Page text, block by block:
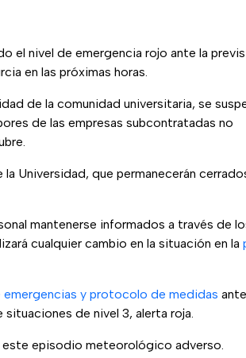
el nivel de emergencia rojo ante la
en las próximas horas.
de la comunidad universitaria, se
de las empresas subcontratadas no
Universidad, que permanecerán
mantenerse informados a través de
cualquier cambio en la situación en la
y protocolo de medidas ante
de nivel 3, alerta roja.
este episodio meteorológico adverso.